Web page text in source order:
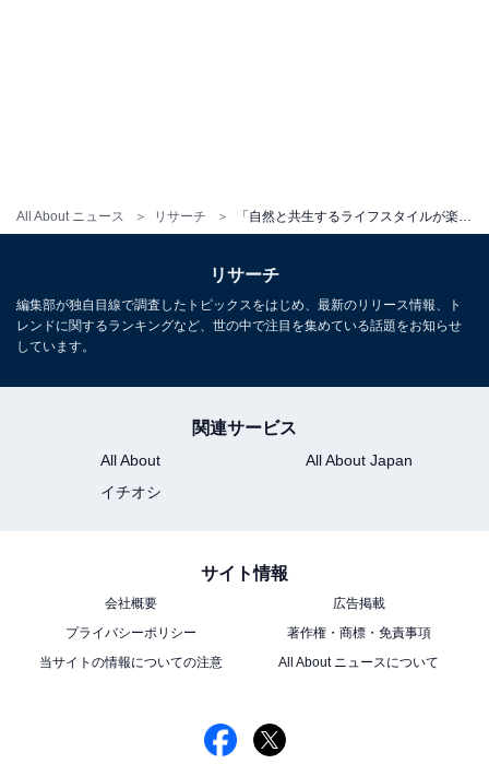
All About ニュース リサーチ
リサーチ
編集部が独自目線で調査したトピックスをはじめ、最新のリリース情報、ト
レンドに関するランキングなど、世の中で注目を集めている話題をお知らせ
しています。
関連サービス
All About
All About Japan
イチオシ
サイト情報
会社概要
広告掲載
プライバシーポリシー
著作権・商標・免責事項
当サイトの情報についての注意
All About ニュースについて